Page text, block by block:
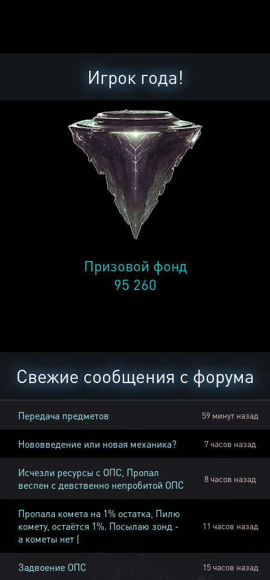
Игрок года!
Призовой фонд
95 260
Свежие сообщения с форума
Передача предметов 59 минут назад
Нововведение или новая механика? 7 часов назад
Исчезли ресурсы с ОПС, Пропал
веспен с девственно непробитой ОПС
8 часов назад
Пропала комета на 1% остатка, Пилю
комету, остаётся 1%. Посылаю зонд -
а кометы нет (
11 часов назад
Задвоение ОПС 15 часов назад